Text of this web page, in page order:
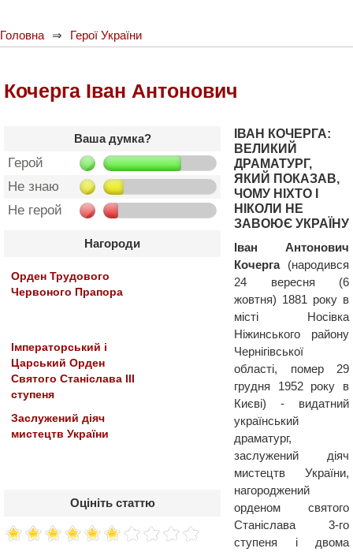
Головна Герої України
Кочерга Іван Антонович
Ваша думка?
Герой
Не знаю
Не герой
Нагороди
Орден Трудового
Червоного Прапора
Імператорський і
Царський Орден
Святого Станіслава III
ступеня
Заслужений діяч
мистецтв України
Оцініть статтю
ІВАН КОЧЕРГА:
ВЕЛИКИЙ
ДРАМАТУРГ,
ЯКИЙ ПОКАЗАВ,
ЧОМУ НІХТО І
НІКОЛИ НЕ
ЗАВОЮЄ УКРАЇНУ
Іван Антонович
Кочерга(народився
24 вересня (6
жовтня) 1881 року в
місті Носівка
Ніжинського району
Чернігівської
області, помер 29
грудня 1952 року в
Києві) - видатний
український
драматург,
заслужений діяч
мистецтв України,
нагороджений
орденом святого
Станіслава 3-го
ступеня і двома